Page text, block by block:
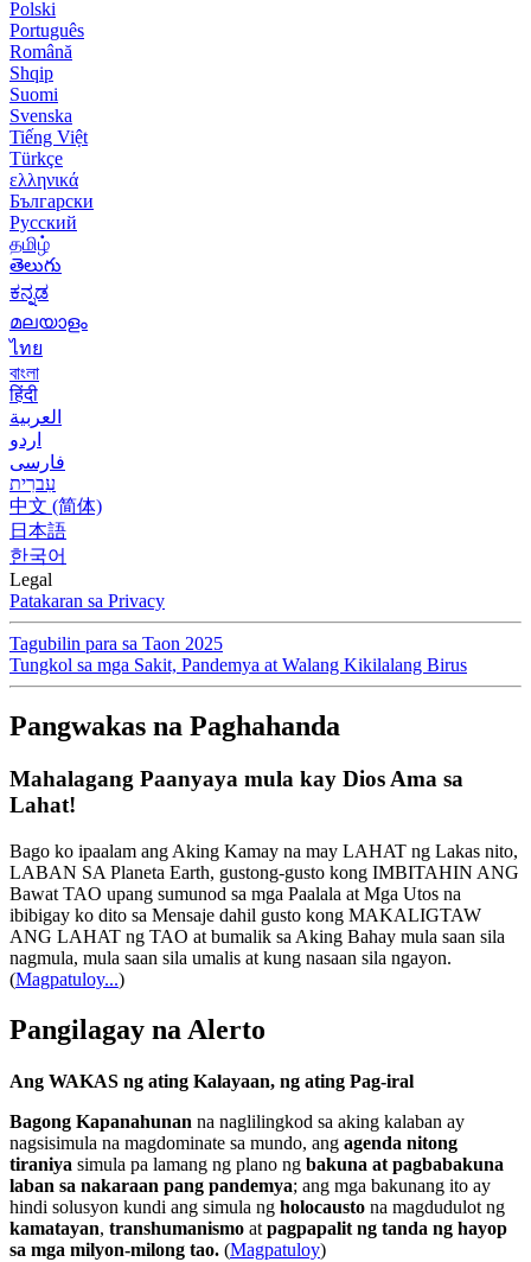
Polski
Português
Română
Shqip
Suomi
Svenska
Tiếng Việt
Türkçe
ελληνικά
Български
Русский
தமிழ்
తెలుగు
ಕನ್ನಡ
മലയാളം
ไทย
বাংলা
हिंदी
العربية
اردو
فارسی
עִברִית
中文 (简体)
日本語
한국어
Legal
Patakaran sa Privacy
Tagubilin para sa Taon 2025
Tungkol sa mga Sakit, Pandemya at Walang Kikilalang Birus
Pangwakas na Paghahanda
Mahalagang Paanyaya mula kay Dios Ama sa
Lahat!
Bago ko ipaalam ang Aking Kamay na may LAHAT ng Lakas nito,
LABAN SA Planeta Earth, gustong-gusto kong IMBITAHIN ANG
Bawat TAO upang sumunod sa mga Paalala at Mga Utos na
ibibigay ko dito sa Mensaje dahil gusto kong MAKALIGTAW
ANG LAHAT ng TAO at bumalik sa Aking Bahay mula saan sila
nagmula, mula saan sila umalis at kung nasaan sila ngayon.
(Magpatuloy...)
Pangilagay na Alerto
Ang WAKAS ng ating Kalayaan, ng ating Pag-iral
Bagong Kapanahunan na naglilingkod sa aking kalaban ay
nagsisimula na magdominate sa mundo, ang agenda nitong
tiraniya simula pa lamang ng plano ng bakuna at pagbabakuna
laban sa nakaraan pang pandemya; ang mga bakunang ito ay
hindi solusyon kundi ang simula ng holocausto na magdudulot ng
kamatayan, transhumanismo at pagpapalit ng tanda ng hayop
sa mga milyon-milong tao. (Magpatuloy)